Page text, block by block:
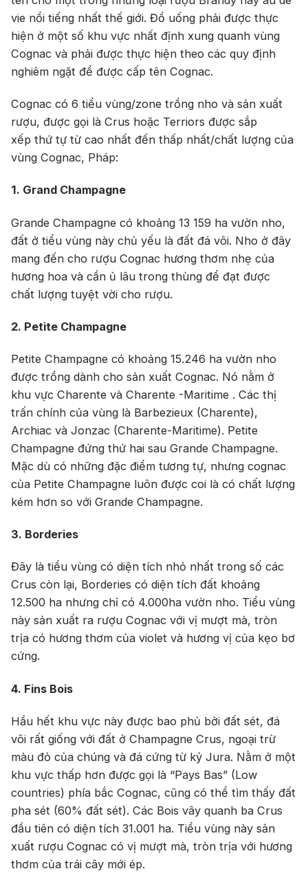
Jack
vie nổi tiếng nhất thế giới. Đồ uống phải được thực
hiện ở một số khu vực nhất định xung quanh vùng
Cognac và phải được thực hiện theo các quy định
nghiêm ngặt để được cấp tên Cognac.
Cognac có 6 tiểu vùng/zone trồng nho và sản xuất
rượu, được gọi là Crus hoặc Terriors được sắp
xếp thứ tự từ cao nhất đến thấp nhất/chất lượng của
vùng Cognac, Pháp:
1. Grand Champagne
Grande Champagne có khoảng 13 159 ha vườn nho,
đất ở tiểu vùng này chủ yếu là đất đá vôi. Nho ở đây
mang đến cho rượu Cognac hương thơm nhẹ của
hương hoa và cần ủ lâu trong thùng để đạt được
chất lượng tuyệt vời cho rượu.
2. Petite Champagne
Petite Champagne có khoảng 15.246 ha vườn nho
được trồng dành cho sản xuất Cognac. Nó nằm ở
khu vực Charente và Charente -Maritime . Các thị
trấn chính của vùng là Barbezieux (Charente),
Archiac và Jonzac (Charente-Maritime). Petite
Champagne đứng thứ hai sau Grande Champagne.
Mặc dù có những đặc điểm tương tự, nhưng cognac
của Petite Champagne luôn được coi là có chất lượng
kém hơn so với Grande Champagne.
3. Borderies
Đây là tiểu vùng có diện tích nhỏ nhất trong số các
Crus còn lại, Borderies có diện tích đất khoảng
12.500 ha nhưng chỉ có 4.000ha vườn nho. Tiểu vùng
này sản xuất ra rượu Cognac với vị mượt mà, tròn
trịa có hương thơm của violet và hương vị của kẹo bơ
cứng.
4. Fins Bois
Hầu hết khu vực này được bao phủ bởi đất sét, đá
vôi rất giống với đất ở Champagne Crus, ngoại trừ
màu đỏ của chúng và đá cứng từ kỷ Jura. Nằm ở một
khu vực thấp hơn được gọi là “Pays Bas” (Low
countries) phía bắc Cognac, cũng có thể tìm thấy đất
pha sét (60% đất sét). Các Bois vây quanh ba Crus
đầu tiên có diện tích 31.001 ha. Tiểu vùng này sản
xuất rượu Cognac có vị mượt mà, tròn trịa với hương
thơm của trái cây mới ép.